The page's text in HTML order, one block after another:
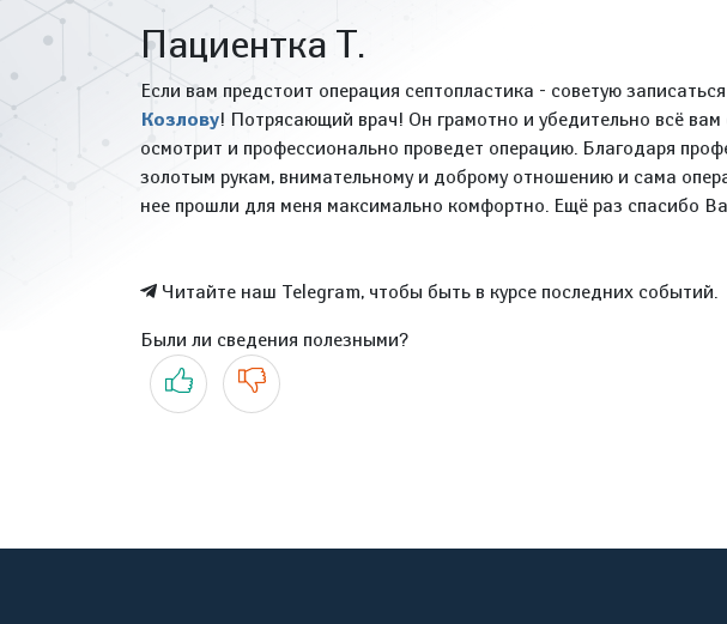
Пациентка Т.
Если вам предстоит операция септопластика - советую
Козлову! Потрясающий врач! Он грамотно и убедительно всё вам
осмотрит и профессионально проведет операцию. Благодаря
золотым рукам, внимательному и доброму отношению и сама
нее прошли для меня максимально комфортно. Ещё раз спасибо
Читайте наш Telegram, чтобы быть в курсе последних событий.
Были ли сведения полезными?
Да Нет